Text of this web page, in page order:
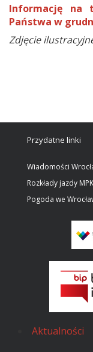
Informację na
Państwa w
Zdjęcie
Przydatne linki
Wiadomości
Rozkłady jazdy MPK
Pogoda we
Aktualności